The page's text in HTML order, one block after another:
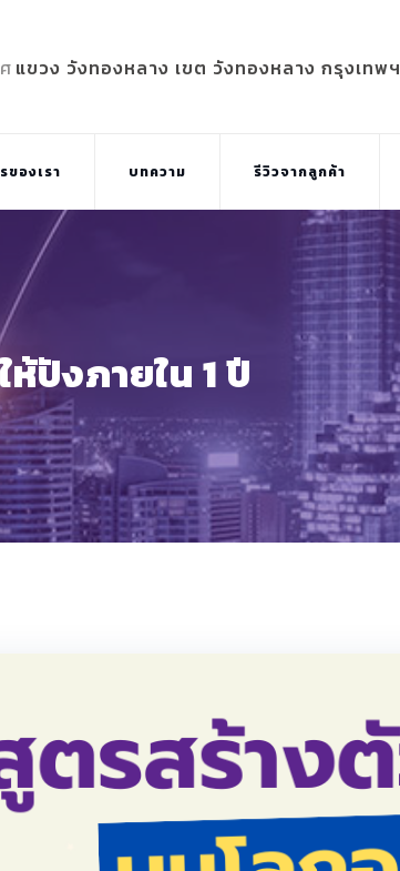
แขวง วังทองหลาง เขต วังทองหลาง กรุงเทพฯ
ของเรา บทความ รีวิวจากลูกค้า
ปังภายใน 1 ปี